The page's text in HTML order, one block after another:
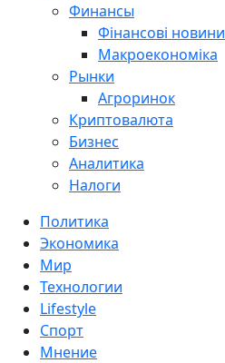
Финансы
Фінансові новини
Макроекономіка
Рынки
Агроринок
Криптовалюта
Бизнес
Аналитика
Налоги
Политика
Экономика
Мир
Технологии
Lifestyle
Спорт
Мнение